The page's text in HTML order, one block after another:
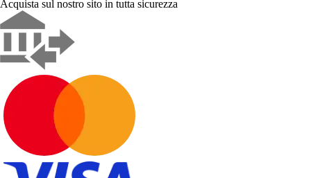
Acquista sul nostro sito in tutta sicurezza